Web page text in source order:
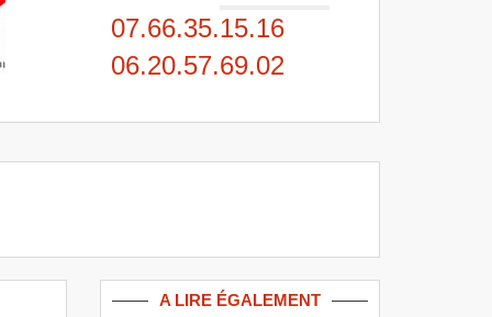
07.66.35.15.16
06.20.57.69.02
A LIRE ÉGALEMENT